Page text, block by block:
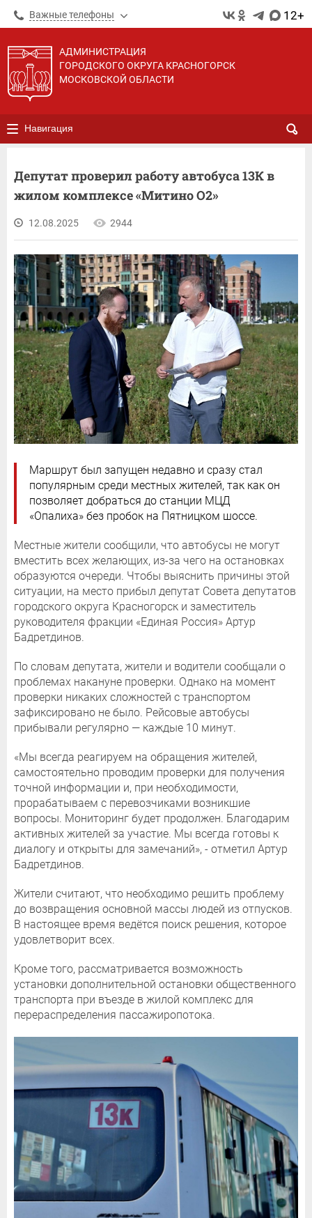
Важные телефоны 12+
АДМИНИСТРАЦИЯ
ГОРОДСКОГО ОКРУГА КРАСНОГОРСК
МОСКОВСКОЙ ОБЛАСТИ
Навигация
Депутат проверил работу автобуса 13К в
жилом комплексе «Митино О2»
12.08.2025 2944
Маршрут был запущен недавно и сразу стал
популярным среди местных жителей, так как он
позволяет добраться до станции МЦД
«Опалиха» без пробок на Пятницком шоссе.
Местные жители сообщили, что автобусы не могут
вместить всех желающих, из-за чего на остановках
образуются очереди. Чтобы выяснить причины этой
ситуации, на место прибыл депутат Совета депутатов
городского округа Красногорск и заместитель
руководителя фракции «Единая Россия» Артур
Бадретдинов.
По словам депутата, жители и водители сообщали о
проблемах накануне проверки. Однако на момент
проверки никаких сложностей с транспортом
зафиксировано не было. Рейсовые автобусы
прибывали регулярно — каждые 10 минут.
«Мы всегда реагируем на обращения жителей,
самостоятельно проводим проверки для получения
точной информации и, при необходимости,
прорабатываем с перевозчиками возникшие
вопросы. Мониторинг будет продолжен. Благодарим
активных жителей за участие. Мы всегда готовы к
диалогу и открыты для замечаний», - отметил Артур
Бадретдинов.
Жители считают, что необходимо решить проблему
до возвращения основной массы людей из отпусков.
В настоящее время ведётся поиск решения, которое
удовлетворит всех.
Кроме того, рассматривается возможность
установки дополнительной остановки общественного
транспорта при въезде в жилой комплекс для
перераспределения пассажиропотока.